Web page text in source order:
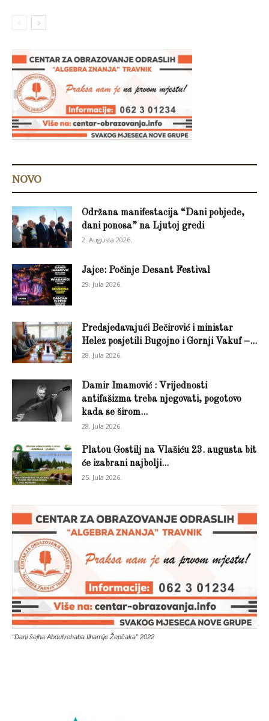
NOVO
Održana manifestacija “Dani pobjede,
dani ponosa” na Ljutoj gredi
2. Augusta 2026.
Jajce: Počinje Desant Festival
29. Jula 2026.
Predsjedavajući Bečirović i ministar
Helez posjetili Bugojno i Gornji Vakuf –...
28. Jula 2026.
Damir Imamović : Vrijednosti
antifašizma treba njegovati, pogotovo
kada se širom...
28. Jula 2026.
Platou Gostilj na Vlašiću 23. augusta bit
će izabrani najbolji...
25. Jula 2026.
“Dani šejha Abdulvehaba Ilhamije Žepčaka” 2022